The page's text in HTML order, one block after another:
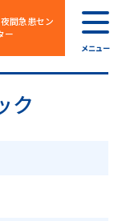
間急患セン
ー
メニュー
ク